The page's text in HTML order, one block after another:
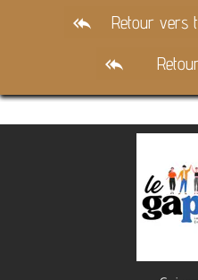
reply_all Retour vers
reply_all